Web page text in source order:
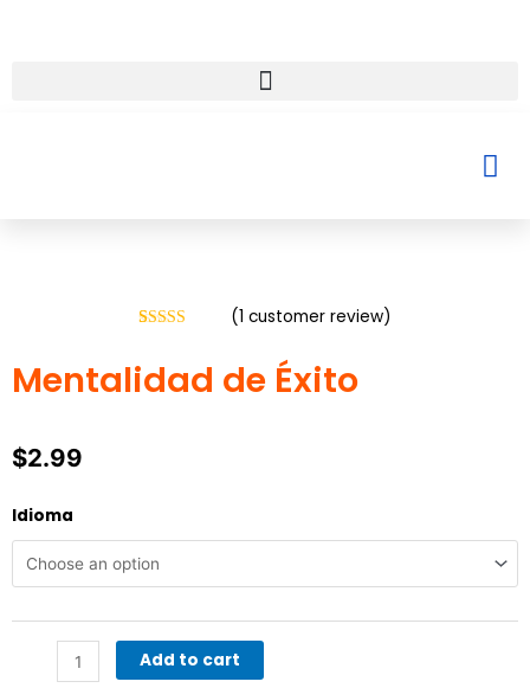
Menu
oncustomer
rating
(1 customer review)
Mentalidad de Éxito
$2.99
Idioma
Mentalidad
de
Éxito
quantity
Add to cart